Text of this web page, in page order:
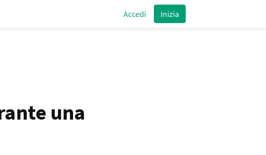
Accedi Inizia
una